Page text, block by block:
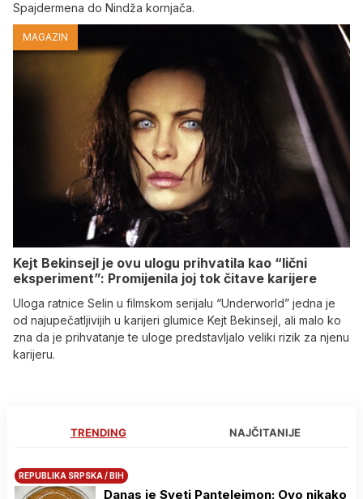
Spajdermena do Nindža kornjača.
MAGAZIN
Kejt Bekinsejl je ovu ulogu prihvatila kao “lični
eksperiment”: Promijenila joj tok čitave karijere
Uloga ratnice Selin u filmskom serijalu “Underworld” jedna je
od najupečatljivijih u karijeri glumice Kejt Bekinsejl, ali malo ko
zna da je prihvatanje te uloge predstavljalo veliki rizik za njenu
karijeru.
TRENDING NAJČITANIJE
REPUBLIKA SRPSKA / BIH
Danas je Sveti Pantelejmon: Ovo nikako